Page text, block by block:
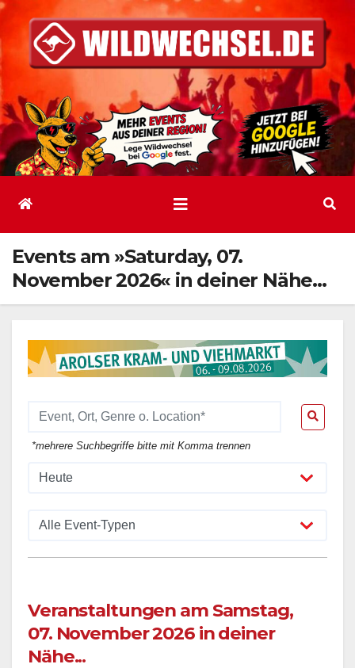
Inhalt
springen
Events am »Saturday, 07.
November 2026« in deiner Nähe…
*mehrere Suchbegriffe bitte mit Komma trennen
Veranstaltungen am Samstag,
07. November 2026 in deiner
Nähe...